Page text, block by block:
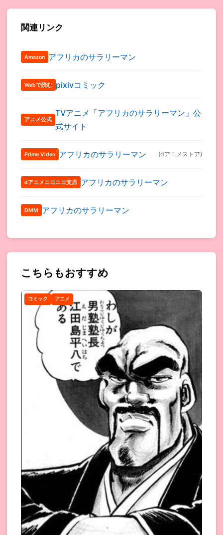
関連リンク
Amazon アフリカのサラリーマン
Webで読む pixivコミック
アニメ公式
TVアニメ「アフリカのサラリーマン」公
式サイト
Prime Video アフリカのサラリーマン (dアニメストア)
dアニメニコニコ支店 アフリカのサラリーマン
DMM アフリカのサラリーマン
こちらもおすすめ
コミック アニメ